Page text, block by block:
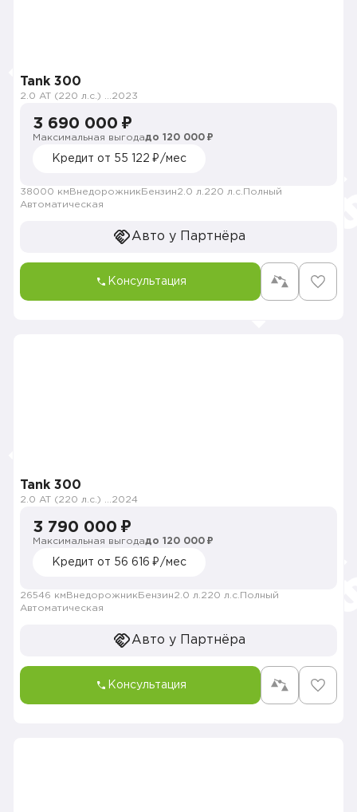
Tank 300
2023
3 690 000 ₽
Максимальная выгодадо 120 000 ₽
Кредит от 55 122 ₽/мес
38000 км Внедорожник Бензин2.0 л. 220 л.с. Полный
Автоматическая
Авто у Партнёра
Консультация
Tank 300
2024
3 790 000 ₽
Максимальная выгодадо 120 000 ₽
Кредит от 56 616 ₽/мес
26546 км Внедорожник Бензин2.0 л. 220 л.с. Полный
Автоматическая
Авто у Партнёра
Консультация